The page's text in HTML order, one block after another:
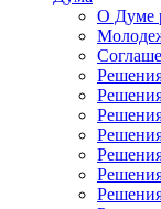
О Думе